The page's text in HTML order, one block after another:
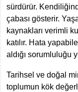
sürdürür.
çabası gösterir.
kaynakları verimli
katılır. Hata
aldığı sorumluluğu
Tarihsel ve doğal
toplumun kök